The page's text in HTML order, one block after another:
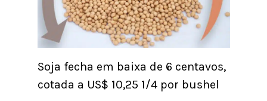
Soja fecha em baixa de 6 centavos,
cotada a US$ 10,25 1/4 por bushel